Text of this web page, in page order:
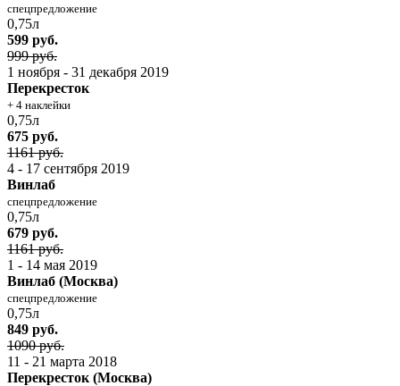
спецпредложение
0,75л
599 руб.
999 руб.
1 ноября - 31 декабря 2019
Перекресток
+ 4 наклейки
0,75л
675 руб.
1161 руб.
4 - 17 сентября 2019
Винлаб
спецпредложение
0,75л
679 руб.
1161 руб.
1 - 14 мая 2019
Винлаб (Москва)
спецпредложение
0,75л
849 руб.
1090 руб.
11 - 21 марта 2018
Перекресток (Москва)